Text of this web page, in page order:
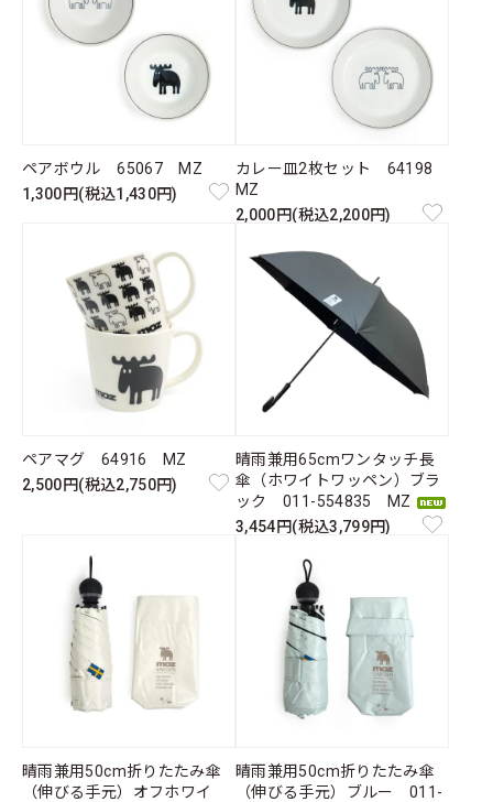
ペアボウル 65067 MZ
1,300円(税込1,430円)
カレー皿2枚セット 64198
MZ
2,000円(税込2,200円)
ペアマグ 64916 MZ
2,500円(税込2,750円)
晴雨兼用65cmワンタッチ長
傘（ホワイトワッペン）ブラ
ック 011-554835 MZ
3,454円(税込3,799円)
晴雨兼用50cm折りたたみ傘
（伸びる手元）オフホワイ
晴雨兼用50cm折りたたみ傘
（伸びる手元）ブルー 011-